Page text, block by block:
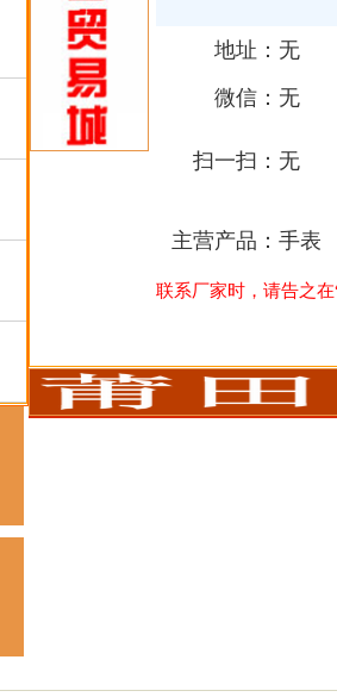
地址： 无
微信： 无
扫一扫： 无
主营产品： 手表
联系厂家时，请告之